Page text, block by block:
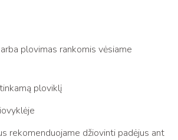
plovimas rankomis vėsiame
ploviklį
rekomenduojame džiovinti padėjus ant